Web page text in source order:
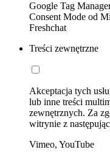
Google Tag
Consent Mode od
Freshchat
Treści zewnętrzne
Akceptacja tych
lub inne treści
zewnętrznych. Za
witrynie z
Vimeo, YouTube